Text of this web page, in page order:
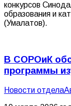
конкурсов
образования и
(Умалатов).
В СОРОиК
программы
Новости отдела